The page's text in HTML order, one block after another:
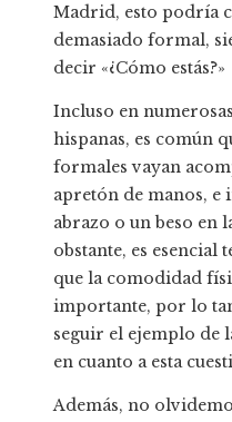
Madrid, esto podría
demasiado formal,
decir «¿Cómo estás?»
Incluso en
hispanas, es común
formales vayan
apretón de manos, e
abrazo o un beso en
obstante, es esencial
que la comodidad
importante, por lo
seguir el ejemplo de
en cuanto a esta
Además, no